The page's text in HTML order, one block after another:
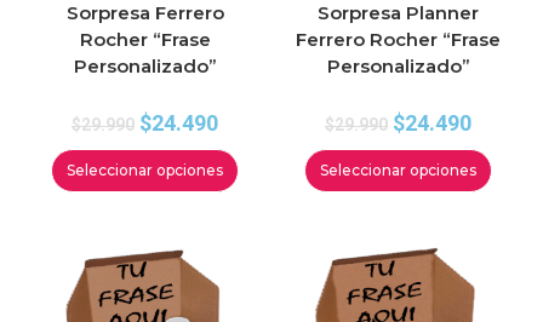
Sorpresa Ferrero
Rocher “Frase
Personalizado”
$29.990 $24.490
Seleccionar opciones
Sorpresa Planner
Ferrero Rocher “Frase
Personalizado”
$29.990 $24.490
Seleccionar opciones